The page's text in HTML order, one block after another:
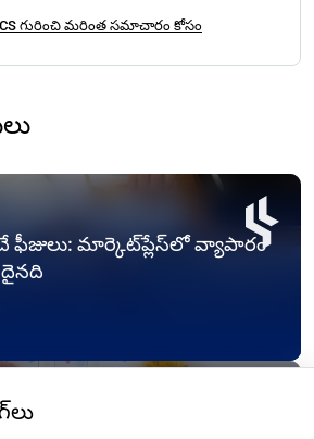
గురించి మరింత సమాచారం కోసం
ఫీజులు: మార్కెట్‌ప్లేస్‌లో వ్యాపారం
అమ్మడం: మీ ఆఫర్లను